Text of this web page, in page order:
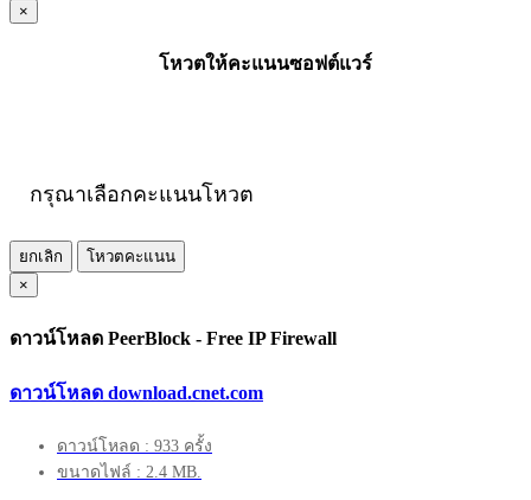
×
โหวตให้คะแนนซอฟต์แวร์
กรุณาเลือกคะแนนโหวต
ยกเลิก
โหวตคะแนน
×
ดาวน์โหลด PeerBlock - Free IP Firewall
ดาวน์โหลด download.cnet.com
ดาวน์โหลด : 933 ครั้ง
ขนาดไฟล์ : 2.4 MB.